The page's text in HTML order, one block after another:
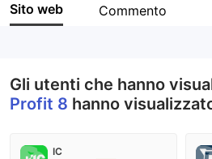
Azienda
Sito web Commento
Gli utenti che hanno
Profit 8 hanno
IC